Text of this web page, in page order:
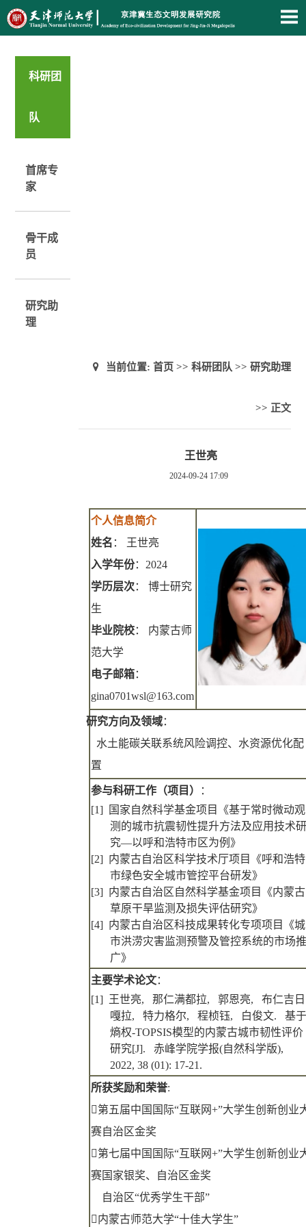
科研团
队
首席专
家
骨干成
员
研究助
理
当前位置: 首页 >> 科研团队 >> 研究助理
>> 正文
王世亮
2024-09-24 17:09
个人信息简介
姓名 ： 王世亮
入学年份： 2024
学历层次： 博士研究
生
毕业院校： 内蒙古师
范大学
电子邮箱：
gina0701wsl@163.com
研究方向及领域：
水土能碳关联系统风险调控、水资源优化配
置
参与科研工作（项目）
：
[1]
国家自然科学基金项目《基于常时微动观
测的城市抗震韧性提升方法及应用技术
究—以呼和浩特市区为例》
[2] 内蒙古自治区科学技术厅项目《呼和浩特
市绿色安全城市管控平台研发》
[3] 内蒙古自治区自然科学基金项目《内蒙古
草原干旱监测及损失评估研究》
[4] 内蒙古自治区科技成果转化专项项目《城
市洪涝灾害监测预警及管控系统的市场
广》
主要学术论文：
[1] 王世亮, 那仁满都拉,郭恩亮,布仁吉日
嘎拉,特力格尔,程桢钰, 白俊文.基
熵权-TOPSIS模型的内蒙古城市韧性评价
研究[J].赤峰学院学报(自然科学版),
2022, 38 (01): 17-21.
所获奖励和荣誉:
第五届中国国际“互联网+”大学生创新创业
赛自治区金奖
第七届中国国际“互联网+”大学生创新创业
赛国家银奖、自治区金奖
自治区“优秀学生干部”
内蒙古师范大学“十佳大学生”